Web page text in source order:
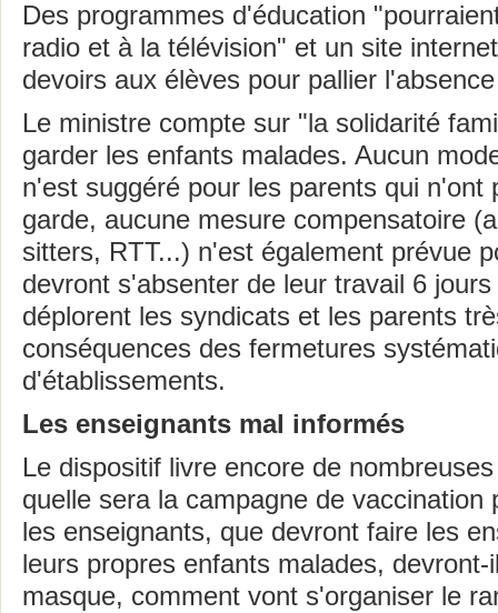
Des programmes d'éducation
radio et à la télévision" et un site
devoirs aux élèves pour pallier
Le ministre compte sur "la solidarité
garder les enfants malades. Aucun
n'est suggéré pour les parents qui n'ont
garde, aucune mesure compensatoire
sitters, RTT...) n'est également prévue
devront s'absenter de leur travail 6
déplorent les syndicats et les parents
conséquences des fermetures
d'établissements.
Les enseignants mal informés
Le dispositif livre encore de
quelle sera la campagne de vaccination
les enseignants, que devront faire les
leurs propres enfants malades, devront-
masque, comment vont s'organiser le